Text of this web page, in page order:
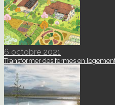
6 octobre 2021
Transformer des fermes en